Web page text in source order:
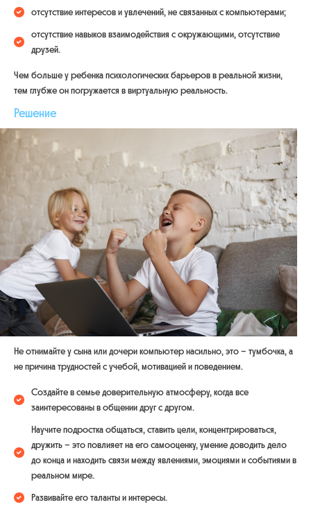
отсутствие интересов и увлечений, не связанных с компьютерами;
отсутствие навыков взаимодействия с окружающими, отсутствие
друзей.
Чем больше у ребенка психологических барьеров в реальной жизни,
тем глубже он погружается в виртуальную реальность.
Решение
Не отнимайте у сына или дочери компьютер насильно, это – тумбочка, а
не причина трудностей с учебой, мотивацией и поведением.
Создайте в семье доверительную атмосферу, когда все
заинтересованы в общении друг с другом.
Научите подростка общаться, ставить цели, концентрироваться,
дружить – это повлияет на его самооценку, умение доводить дело
до конца и находить связи между явлениями, эмоциями и событиями в
реальном мире.
Развивайте его таланты и интересы.